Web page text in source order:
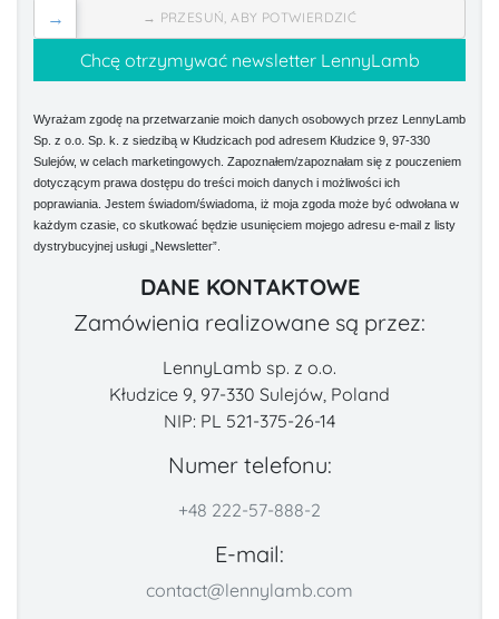
→ PRZESUŃ, ABY POTWIERDZIĆ
→
Wyrażam zgodę na przetwarzanie moich danych osobowych przez LennyLamb
Sp. z o.o. Sp. k. z siedzibą w Kłudzicach pod adresem Kłudzice 9, 97-330
Sulejów, w celach marketingowych. Zapoznałem/zapoznałam się z pouczeniem
dotyczącym prawa dostępu do treści moich danych i możliwości ich
poprawiania. Jestem świadom/świadoma, iż moja zgoda może być odwołana w
każdym czasie, co skutkować będzie usunięciem mojego adresu e-mail z listy
dystrybucyjnej usługi „Newsletter”.
DANE KONTAKTOWE
Zamówienia realizowane są przez:
LennyLamb sp. z o.o.
Kłudzice 9, 97-330 Sulejów, Poland
NIP: PL 521-375-26-14
Numer telefonu:
+48 222-57-888-2
E-mail:
contact@lennylamb.com